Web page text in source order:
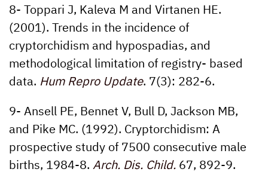
8- Toppari J, Kaleva M and Virtanen HE.
(2001). Trends in the incidence of
cryptorchidism and hypospadias, and
methodological limitation of registry- based
data. Hum Repro Update. 7(3): 282-6.
9- Ansell PE, Bennet V, Bull D, Jackson MB,
and Pike MC. (1992). Cryptorchidism: A
prospective study of 7500 consecutive male
births, 1984-8. Arch. Dis. Child. 67, 892-9.